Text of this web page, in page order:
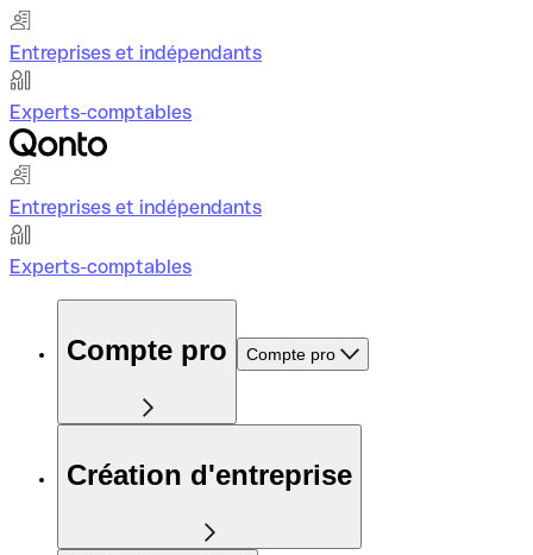
Entreprises et indépendants
Experts-comptables
Entreprises et indépendants
Experts-comptables
Compte pro Compte pro
Création d'entreprise